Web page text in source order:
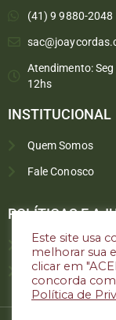
(41) 9 9880-2048
Atendimento:
12hs
INSTITUCIONAL
Quem Somos
Fale Conosco
POLÍTICAS E
Política de troca
Política de
Este site usa
melhorar sua
clicar em
concorda
Política de